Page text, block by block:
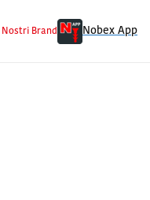
I Nostri Brand Nobex App